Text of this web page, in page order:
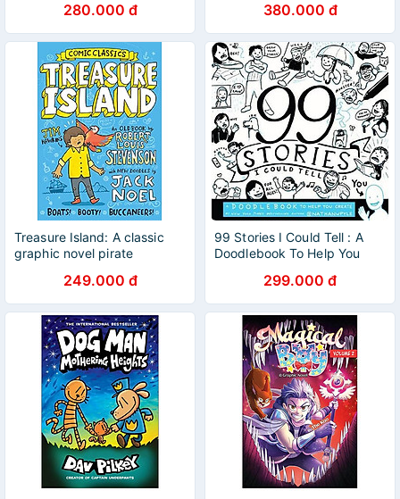
English - Ngoại Văn
280.000 đ
Children / Ngoại văn
380.000 đ
Treasure Island: A classic
graphic novel pirate
249.000 đ
99 Stories I Could Tell : A
Doodlebook To Help You
299.000 đ